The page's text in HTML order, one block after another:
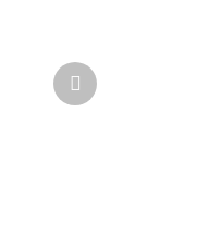
Další
produkt